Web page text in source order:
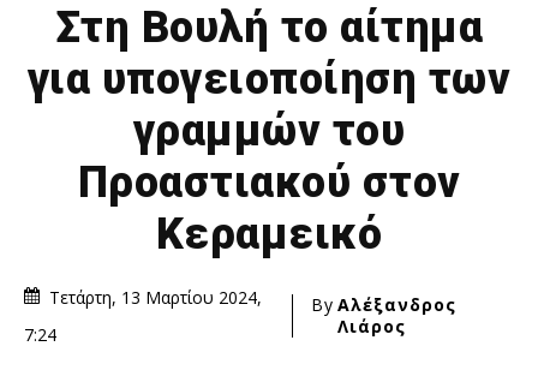
Στη Βουλή το αίτημα
για υπογειοποίηση των
γραμμών του
Προαστιακού στον
Κεραμεικό
Τετάρτη, 13 Μαρτίου 2024,
7:24
By Αλέξανδρος
Λιάρος